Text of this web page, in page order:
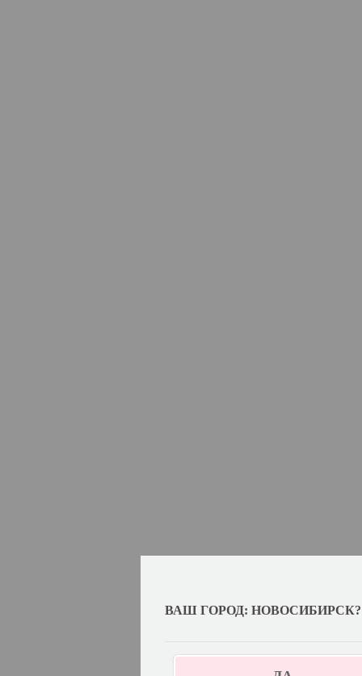
ВАШ ГОРОД: НОВОСИБИРСК?